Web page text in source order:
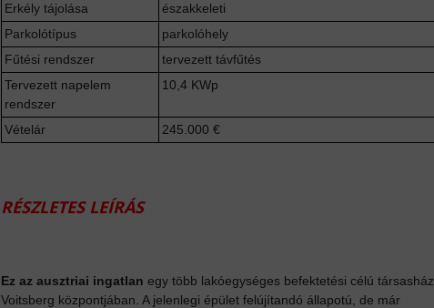
Erkély tájolása
északkeleti
Parkolótípus
parkolóhely
Fűtési rendszer
tervezett távfűtés
Tervezett napelem
rendszer
10,4 KWp
Vételár 245.000 €
RÉSZLETES LEÍRÁS
Ez az ausztriai ingatlan egy több lakóegységes befektetési célú társasház
Voitsberg központjában. A jelenlegi épület felújítandó állapotú, de már